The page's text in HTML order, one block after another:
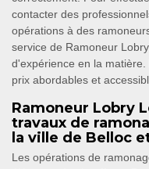
contacter des
opérations à des
service de Ramoneur
d'expérience en la
prix abordables et
Ramoneur Lobry
travaux de
la ville de Belloc
Les opérations de